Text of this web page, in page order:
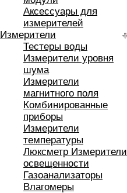
Аксессуары для
измерителей
Измерители
Тестеры воды
Измерители уровня
шума
Измерители
магнитного поля
Комбинированные
приборы
Измерители
температуры
Люксметр Измерители
освещенности
Газоанализаторы
Влагомеры